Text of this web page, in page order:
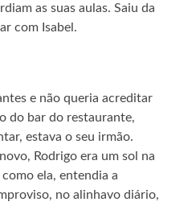
as suas aulas. Saiu da
com Isabel.
e não queria acreditar
do bar do restaurante,
estava o seu irmão.
Rodrigo era um sol na
ela, entendia a
no alinhavo diário,